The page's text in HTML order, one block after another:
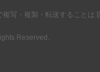
写・複製・転送することは
Reserved.